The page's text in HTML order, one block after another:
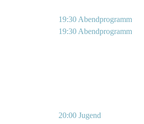
19:30 Abendprogramm
19:30 Abendprogramm
20:00 Jugend